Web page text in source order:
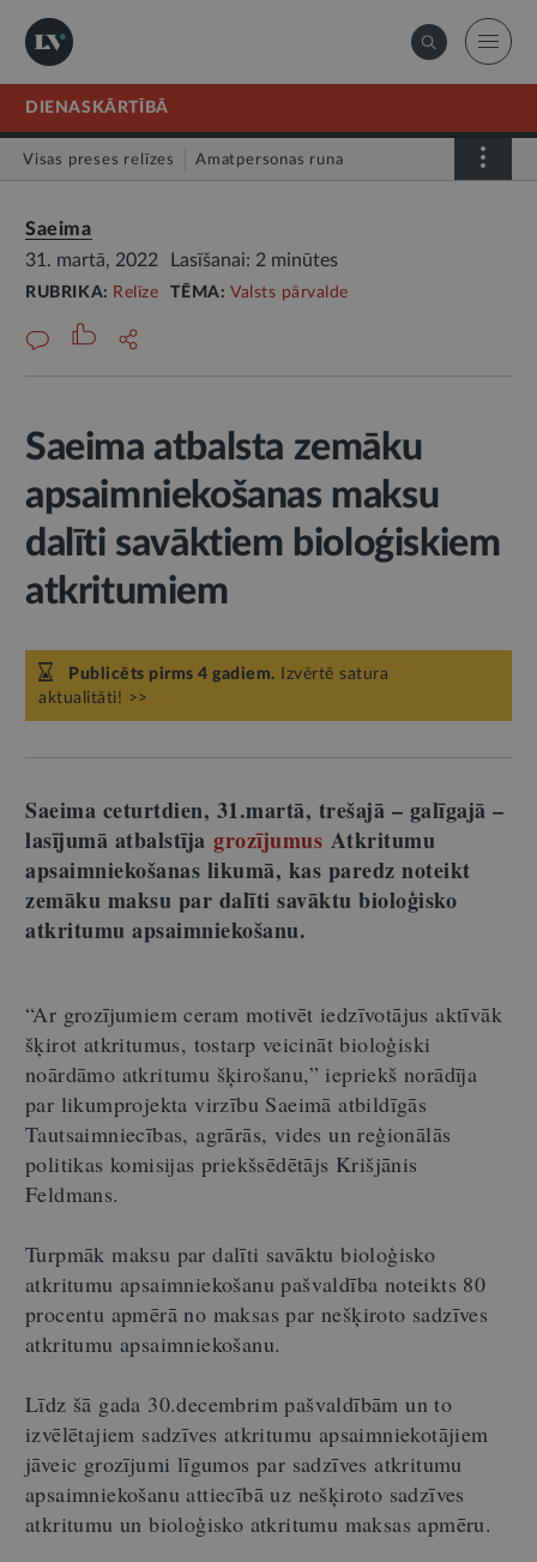
DIENASKĀRTĪBĀ
Visas preses relīzes Amatpersonas runa
Saeima
31. martā, 2022
Lasīšanai: 2 minūtes
RUBRIKA: Relīze TĒMA:Valsts pārvalde
Saeima atbalsta zemāku
apsaimniekošanas maksu
dalīti savāktiem bioloģiskiem
atkritumiem
Publicēts pirms 4 gadiem. Izvērtē satura
aktualitāti! >>
Saeima ceturtdien, 31.martā, trešajā – galīgajā –
lasījumā atbalstīja grozījumus Atkritumu
apsaimniekošanas likumā, kas paredz noteikt
zemāku maksu par dalīti savāktu bioloģisko
atkritumu apsaimniekošanu.
“Ar grozījumiem ceram motivēt iedzīvotājus aktīvāk
šķirot atkritumus, tostarp veicināt bioloģiski
noārdāmo atkritumu šķirošanu,” iepriekš norādīja
par likumprojekta virzību Saeimā atbildīgās
Tautsaimniecības, agrārās, vides un reģionālās
politikas komisijas priekšsēdētājs Krišjānis
Feldmans.
Turpmāk maksu par dalīti savāktu bioloģisko
atkritumu apsaimniekošanu pašvaldība noteikts 80
procentu apmērā no maksas par nešķiroto sadzīves
atkritumu apsaimniekošanu.
Līdz šā gada 30.decembrim pašvaldībām un to
izvēlētajiem sadzīves atkritumu apsaimniekotājiem
jāveic grozījumi līgumos par sadzīves atkritumu
apsaimniekošanu attiecībā uz nešķiroto sadzīves
atkritumu un bioloģisko atkritumu maksas apmēru.